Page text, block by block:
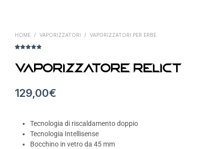
HOME / VAPORIZZATORI / VAPORIZZATORI PER ERBE
sulla
base di
recensioni
Vaporizzatore Relict
129,00€
Tecnologia di riscaldamento doppio
Tecnologia Intellisense
Bocchino in vetro da 45 mm